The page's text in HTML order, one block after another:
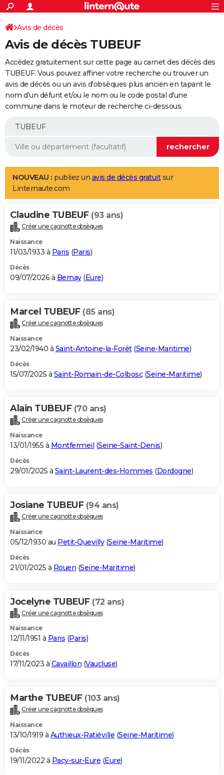
ACTUALITÉS
Politique
Société
Faits Divers
Education
Monde
Villes
+
SPORT
Coupe du monde 2026
Football
Tennis
Cyclisme
Rugby
Forum
Programme TV
TNT
Streaming
Cinéma
Sorties cinéma
Musique
+
FINANCE
Retraite
Epargne
Immobilier
Risques naturels par ville
Banque
Assurance
AUTO
Essais
Réserver un essai
Citadines
Berlines
SUV
Forum auto
+
Mobiles
Meilleur smartphone
Internet
Ordinateurs
Jeux vidéo
Guide high-tech
Aménagement intérieur
LIFESTYLE
Art de vivre
Bien-être
Loisirs
Mode
Modes de vie
Alimentation
Guide de la santé
Maladies
Médicaments
Sommeil
VOYAGE
Destinations
City break
Voyage nature
Voyage de noces
Forum
Climat
+PHOTO
GUIDES D'ACHAT
BONS PLANS
Carte de Noël
Carte Bonne année
Carte Saint-Valentin
Carte Pâques
Carte d'anniversaire
DICTIONNAIRE
Dictionnaire
Biographies
Citations
Expressions
Proverbes
PROGRAMME TV
S'inscrire
Se connecter
Lycées
Collèges
Primaires
Universités
Entreprises
Service militaire
Avis de recherche
AVIS DE DÉCÈS
Bricolage
Lifestyle
Culture
Sport
Auto
Television
Voyage
Cinema
Avis de décès
Avis de décès TUBEUF
Accédez gratuitement sur cette page au carnet des décès des
TUBEUF. Vous pouvez affiner votre recherche ou trouver un
avis de décès ou un avis d'obsèques plus ancien en tapant le
nom d'un défunt et/ou le nom ou le code postal d'une
commune dans le moteur de recherche ci-dessous.
NOUVEAU : publiez un avis de décès gratuitsur
Linternaute.com
Claudine TUBEUF (93 ans)
Créer une cagnotte obsèques
Naissance
11/03/1933 à Paris (Paris)
Décès
09/07/2026 à Bernay(Eure)
Marcel TUBEUF (85 ans)
Créer une cagnotte obsèques
Naissance
23/02/1940 à Saint-Antoine-la-Forêt(Seine-Maritime)
Décès
15/07/2025 à Saint-Romain-de-Colbosc(Seine-Maritime)
Alain TUBEUF (70 ans)
Créer une cagnotte obsèques
Naissance
13/01/1955 à Montfermeil (Seine-Saint-Denis)
Décès
29/01/2025 à Saint-Laurent-des-Hommes (Dordogne)
Josiane TUBEUF (94 ans)
Créer une cagnotte obsèques
Naissance
05/12/1930 au Petit-Quevilly(Seine-Maritime)
Décès
21/01/2025 à Rouen (Seine-Maritime)
Jocelyne TUBEUF (72 ans)
Créer une cagnotte obsèques
Naissance
12/11/1951 à Paris (Paris)
Décès
17/11/2023 à Cavaillon (Vaucluse)
Marthe TUBEUF (103 ans)
Créer une cagnotte obsèques
Naissance
13/10/1919 à Authieux-Ratiéville (Seine-Maritime)
Décès
19/11/2022 à Pacy-sur-Eure (Eure)